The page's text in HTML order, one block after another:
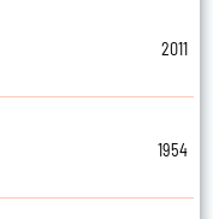
2011
1954